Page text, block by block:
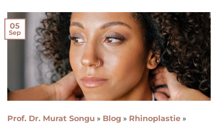
05
Sep
Prof. Dr. Murat Songu » Blog » Rhinoplastie »